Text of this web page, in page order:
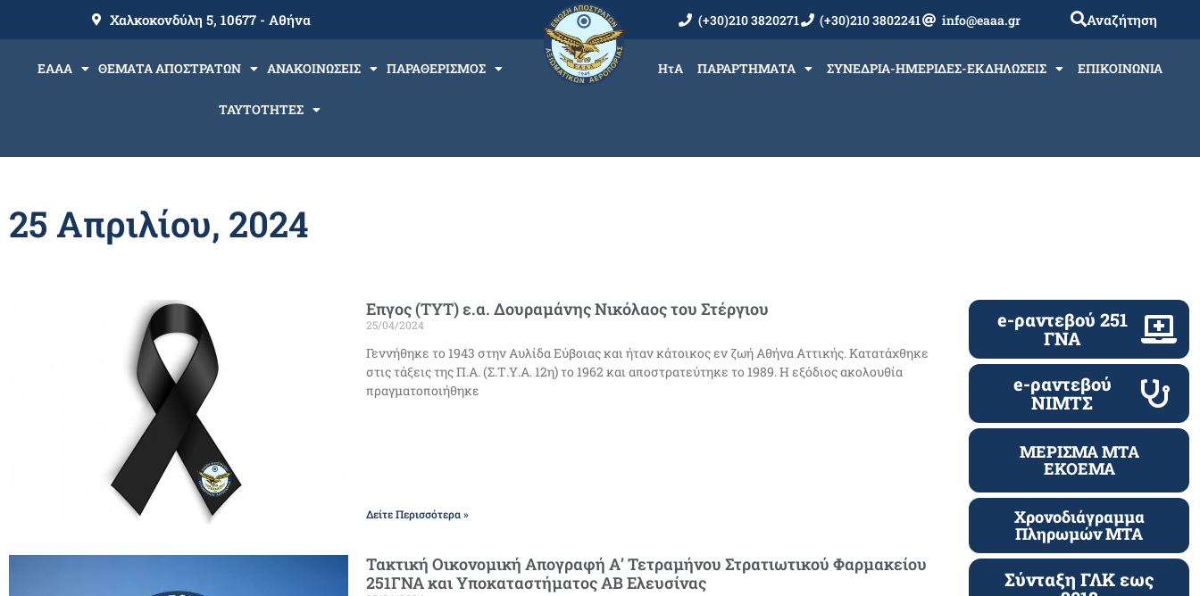
Χαλκοκονδύλη 5, 10677 - Αθήνα (+30)210 3820271 (+30)210 3802241 info@eaaa.gr Αναζήτηση
ΕΑΑΑ ΘΕΜΑΤΑ ΑΠΟΣΤΡΑΤΩΝ ΑΝΑΚΟΙΝΩΣΕΙΣ ΠΑΡΑΘΕΡΙΣΜΟΣ
ΤΑΥΤΟΤΗΤΕΣ
ΗτΑ ΠΑΡΑΡΤΗΜΑΤΑ ΣΥΝΕΔΡΙΑ-ΗΜΕΡΙΔΕΣ-ΕΚΔΗΛΩΣΕΙΣ ΕΠΙΚΟΙΝΩΝΙΑ
25 Απριλίου, 2024
Επγος (ΤΥΤ) ε.α. Δουραμάνης Νικόλαος του Στέργιου
25/04/2024
Γεννήθηκε το 1943 στην Αυλίδα Εύβοιας και ήταν κάτοικος εν ζωή Αθήνα Αττικής. Κατατάχθηκε
στις τάξεις της Π.Α. (Σ.Τ.Υ.Α. 12η) το 1962 και αποστρατεύτηκε το 1989. Η εξόδιος ακολουθία
πραγματοποιήθηκε
Δείτε Περισσότερα »
Τακτική Οικονομική Απογραφή Α’ Τετραμήνου Στρατιωτικού Φαρμακείου
251ΓΝΑ και Υποκαταστήματος ΑΒ Ελευσίνας
e-ραντεβού 251
ΓΝΑ
e-ραντεβού
ΝΙΜΤΣ
ΜΕΡΙΣΜΑ ΜΤΑ
ΕΚΟΕΜΑ
Χρονοδιάγραμμα
Πληρωμών ΜΤΑ
Σύνταξη ΓΛΚ εως